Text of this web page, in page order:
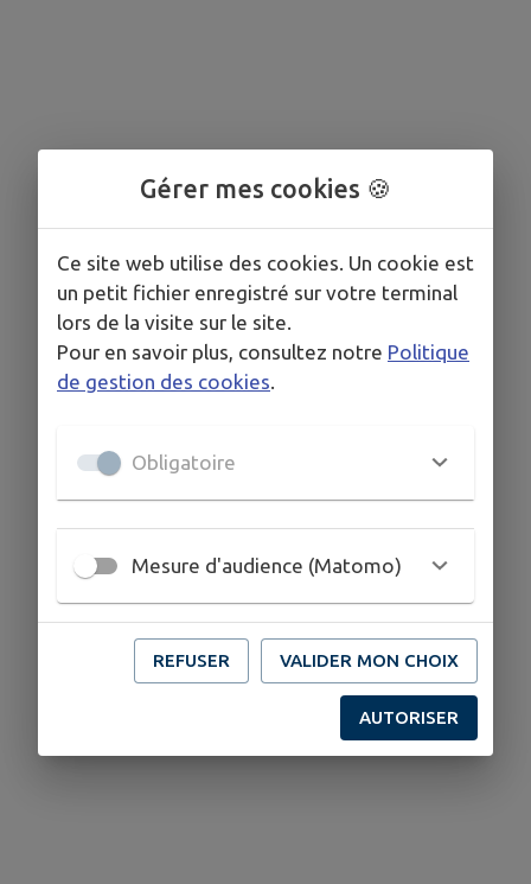
Gérer mes cookies 🍪
Ce site web utilise des cookies. Un cookie est
un petit fichier enregistré sur votre terminal
lors de la visite sur le site.
Pour en savoir plus, consultez notre Politique
de gestion des cookies
Obligatoire
Mesure d'audience (Matomo)
REFUSER VALIDER MON CHOIX
AUTORISER